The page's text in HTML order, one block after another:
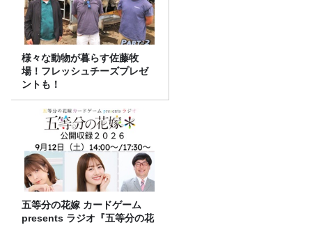
様々な動物が暮らす佐藤牧
場！フレッシュチーズプレゼ
ントも！
五等分の花嫁 カードゲーム
presents ラジオ『五等分の花